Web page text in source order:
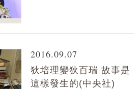
2016.09.07
狄培理變狄百瑞 故事是
這樣發生的(中央社)